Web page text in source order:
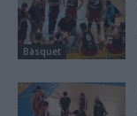
Bàsquet